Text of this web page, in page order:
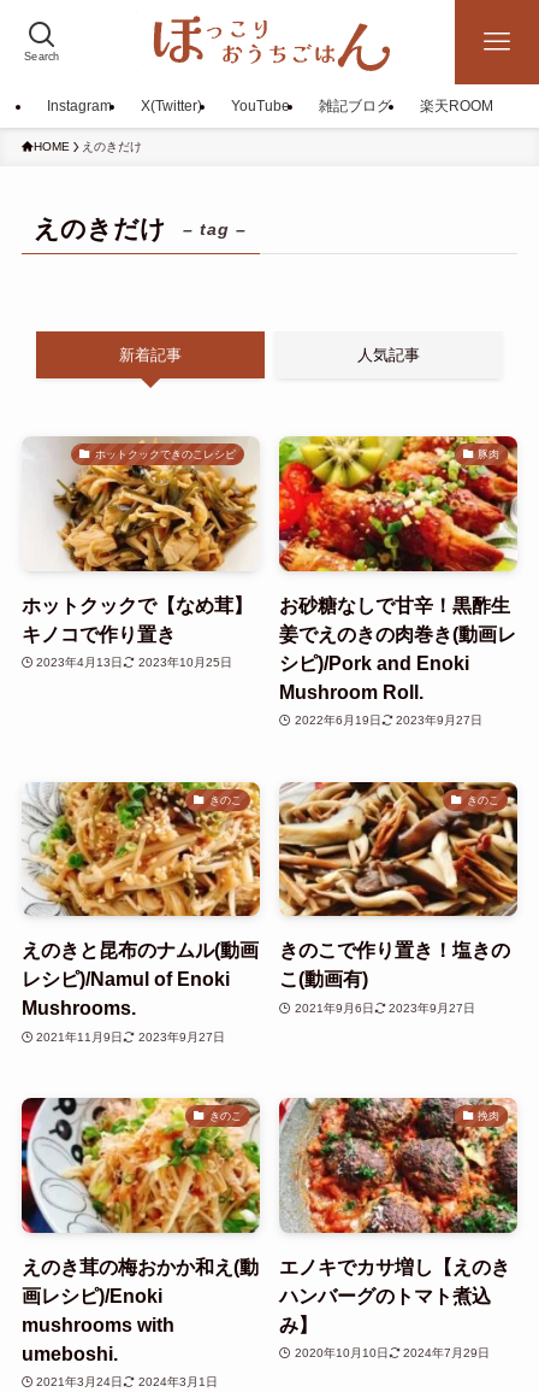
Search
Instagram X(Twitter) YouTube 雑記ブログ 楽天ROOM
HOME えのきだけ
えのきだけ – tag –
新着記事 人気記事
ホットクックできのこレシピ
ホットクックで【なめ茸】
キノコで作り置き
2023年4月13日 2023年10月25日
豚肉
お砂糖なしで甘辛！黒酢生
姜でえのきの肉巻き(動画レ
シピ)/Pork and Enoki
Mushroom Roll.
2022年6月19日 2023年9月27日
きのこ
えのきと昆布のナムル(動画
レシピ)/Namul of Enoki
Mushrooms.
2021年11月9日 2023年9月27日
きのこ
きのこで作り置き！塩きの
こ(動画有)
2021年9月6日 2023年9月27日
きのこ
えのき茸の梅おかか和え(動
画レシピ)/Enoki
mushrooms with
umeboshi.
2021年3月24日 2024年3月1日
挽肉
エノキでカサ増し【えのき
ハンバーグのトマト煮込
み】
2020年10月10日 2024年7月29日